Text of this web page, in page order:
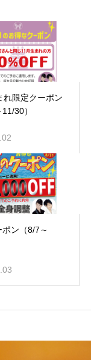
れ限定クーポン
11/30）
ン（8/7～